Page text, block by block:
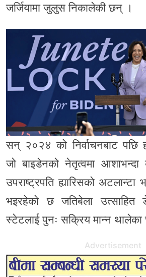
जर्जियामा जुलुस निकालेकी छन् ।
सन् २०२४ को निर्वाचनबाट पछि
जो बाइडेनको नेतृत्वमा आशाभन्दा
उपराष्ट्रपति ह्यारिसको
भइरहेको छ जतिबेला उत्साहित
स्टेटलाई पुनः सक्रिय मान्न
Advertisement